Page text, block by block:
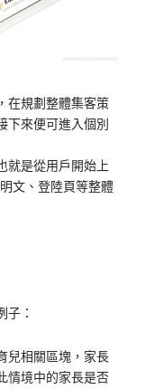
在規劃整體集客策
下來便可進入個別
就是從用戶開始上
文、登陸頁等整體
子：
兒相關區塊，家長
情境中的家長是否